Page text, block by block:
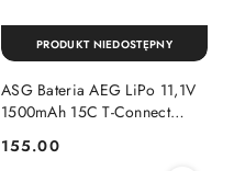
ASG Bateria AEG LiPo 11,1V
1500mAh 15C T-Connect
Cena:
155.00
PRODUKT NIEDOSTĘPNY